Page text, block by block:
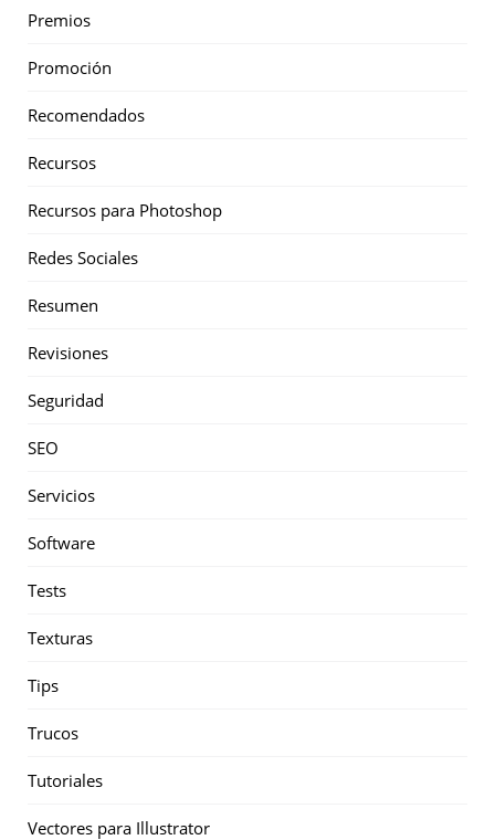
Premios
Promoción
Recomendados
Recursos
Recursos para Photoshop
Redes Sociales
Resumen
Revisiones
Seguridad
SEO
Servicios
Software
Tests
Texturas
Tips
Trucos
Tutoriales
Vectores para Illustrator